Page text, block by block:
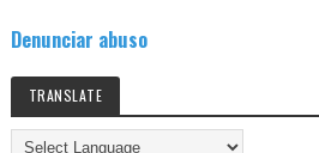
Denunciar abuso
TRANSLATE